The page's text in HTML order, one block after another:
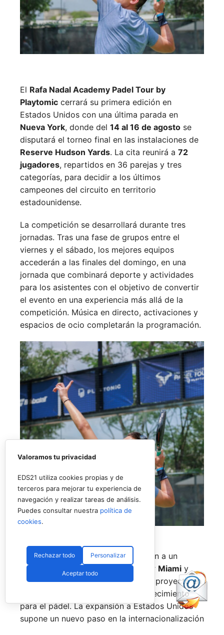
El Rafa Nadal Academy Padel Tour by
Playtomic cerrará su primera edición en
Estados Unidos con una última parada en
Nueva York, donde del 14 al 16 de agosto se
disputará el torneo final en las instalaciones de
Reserve Hudson Yards. La cita reunirá a 72
jugadores, repartidos en 36 parejas y tres
categorías, para decidir a los últimos
campeones del circuito en territorio
estadounidense.
La competición se desarrollará durante tres
jornadas. Tras una fase de grupos entre el
viernes y el sábado, los mejores equipos
accederán a las finales del domingo, en una
jornada que combinará deporte y actividades
para los asistentes con el objetivo de convertir
el evento en una experiencia más allá de la
competición. Música en directo, activaciones y
espacios de ocio completarán la programación.
La prueba deNueva Yorkpondrá fin a un
circuito que también ha pasado por Miami y
Texas, consolidando el estreno del proyecto en
uno de los mercados con mayor crecimiento
para el pádel. La expansión a Estados Unidos
supone un nuevo paso en la internacionalización
Valoramos tu privacidad
EDS21 utiliza cookies propias y de
terceros para mejorar tu experiencia de
navegación y realizar tareas de análisis.
Puedes consultar nuestra política de
cookies.
Rechazar todo Personalizar
Aceptar todo